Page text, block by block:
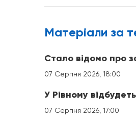
Матерiали за
Стало відомо про
07 Серпня 2026, 18:00
У Рівному
07 Серпня 2026, 17:00